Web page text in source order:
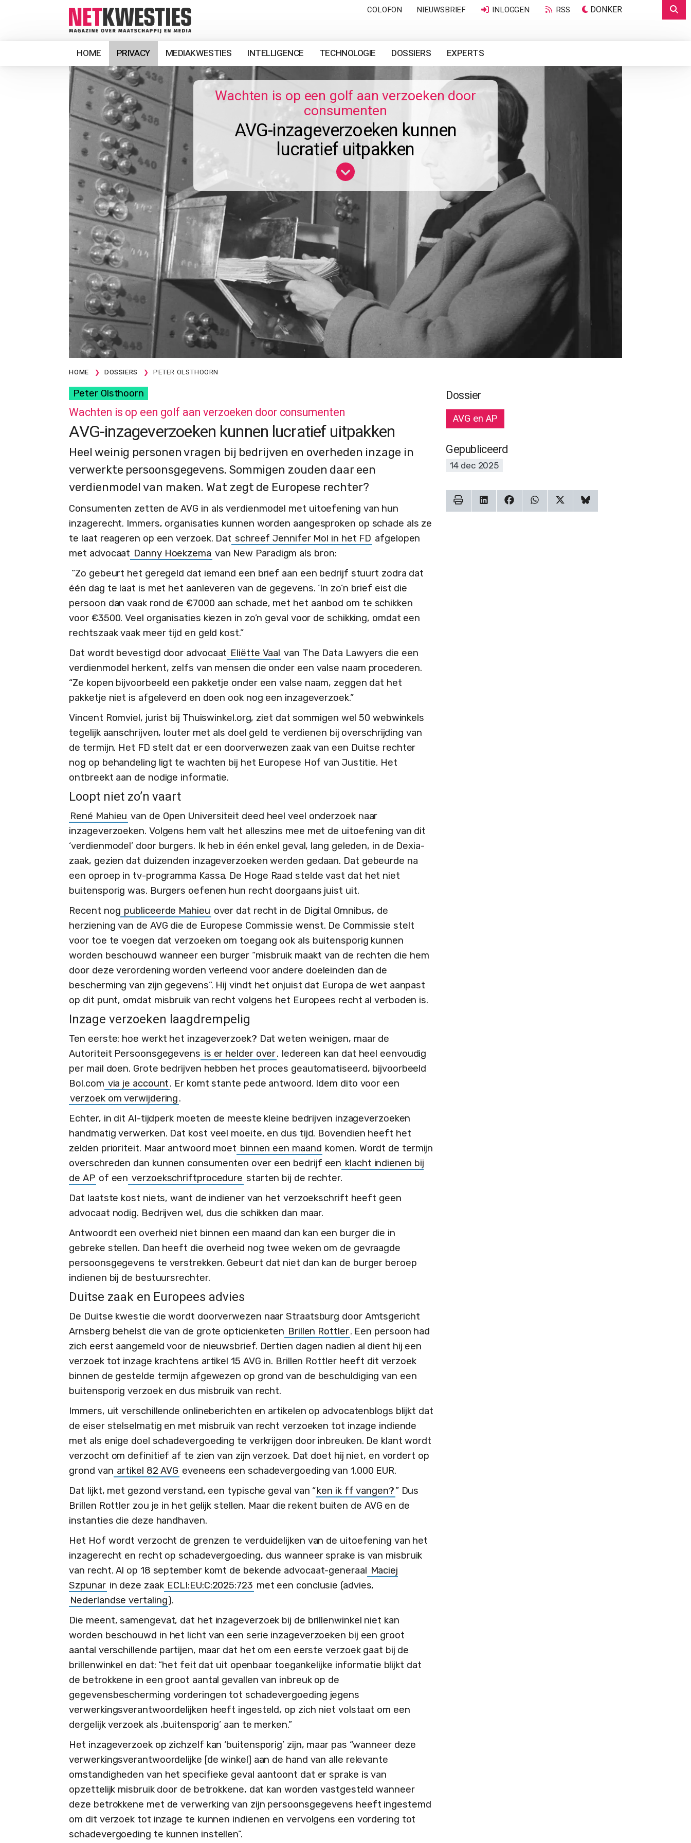
COLOFON NIEUWSBRIEF INLOGGEN RSS DONKER
HOME PRIVACY MEDIAKWESTIES INTELLIGENCE TECHNOLOGIE DOSSIERS EXPERTS
Wachten is op een golf aan verzoeken door
consumenten
AVG-inzageverzoeken kunnen
lucratief uitpakken
HOME DOSSIERS PETER OLSTHOORN
Peter Olsthoorn
Wachten is op een golf aan verzoeken door consumenten
AVG-inzageverzoeken kunnen lucratief uitpakken
Heel weinig personen vragen bij bedrijven en overheden inzage in
verwerkte persoonsgegevens. Sommigen zouden daar een
verdienmodel van maken. Wat zegt de Europese rechter?
Consumenten zetten de AVG in als verdienmodel met uitoefening van hun
inzagerecht. Immers, organisaties kunnen worden aangesproken op schade als ze
te laat reageren op een verzoek. Dat schreef Jennifer Mol in het FD afgelopen
met advocaat Danny Hoekzema van New Paradigm als bron:
“Zo gebeurt het geregeld dat iemand een brief aan een bedrijf stuurt zodra dat
één dag te laat is met het aanleveren van de gegevens. ‘In zo’n brief eist die
persoon dan vaak rond de €7000 aan schade, met het aanbod om te schikken
voor €3500. Veel organisaties kiezen in zo’n geval voor de schikking, omdat een
rechtszaak vaak meer tijd en geld kost.”
Dat wordt bevestigd door advocaat Eliëtte Vaal van The Data Lawyers die een
verdienmodel herkent, zelfs van mensen die onder een valse naam procederen.
“Ze kopen bijvoorbeeld een pakketje onder een valse naam, zeggen dat het
pakketje niet is afgeleverd en doen ook nog een inzageverzoek.”
Vincent Romviel, jurist bij Thuiswinkel.org, ziet dat sommigen wel 50 webwinkels
tegelijk aanschrijven, louter met als doel geld te verdienen bij overschrijding van
de termijn. Het FD stelt dat er een doorverwezen zaak van een Duitse rechter
nog op behandeling ligt te wachten bij het Europese Hof van Justitie. Het
ontbreekt aan de nodige informatie.
Loopt niet zo’n vaart
René Mahieu van de Open Universiteit deed heel veel onderzoek naar
inzageverzoeken. Volgens hem valt het alleszins mee met de uitoefening van dit
‘verdienmodel’ door burgers. Ik heb in één enkel geval, lang geleden, in de Dexia-
zaak, gezien dat duizenden inzageverzoeken werden gedaan. Dat gebeurde na
een oproep in tv-programma Kassa. De Hoge Raad stelde vast dat het niet
buitensporig was. Burgers oefenen hun recht doorgaans juist uit.
Recent nog publiceerde Mahieu over dat recht in de Digital Omnibus, de
herziening van de AVG die de Europese Commissie wenst. De Commissie stelt
voor toe te voegen dat verzoeken om toegang ook als buitensporig kunnen
worden beschouwd wanneer een burger “misbruik maakt van de rechten die hem
door deze verordening worden verleend voor andere doeleinden dan de
bescherming van zijn gegevens”. Hij vindt het onjuist dat Europa de wet aanpast
op dit punt, omdat misbruik van recht volgens het Europees recht al verboden is.
Inzage verzoeken laagdrempelig
Ten eerste: hoe werkt het inzageverzoek? Dat weten weinigen, maar de
Autoriteit Persoonsgegevens is er helder over. Iedereen kan dat heel eenvoudig
per mail doen. Grote bedrijven hebben het proces geautomatiseerd, bijvoorbeeld
Bol.com via je account. Er komt stante pede antwoord. Idem dito voor een
verzoek om verwijdering.
Echter, in dit AI-tijdperk moeten de meeste kleine bedrijven inzageverzoeken
handmatig verwerken. Dat kost veel moeite, en dus tijd. Bovendien heeft het
zelden prioriteit. Maar antwoord moet binnen een maand komen. Wordt de termijn
overschreden dan kunnen consumenten over een bedrijf een klacht indienen bij
de AP of een verzoekschriftprocedure starten bij de rechter.
Dat laatste kost niets, want de indiener van het verzoekschrift heeft geen
advocaat nodig. Bedrijven wel, dus die schikken dan maar.
Antwoordt een overheid niet binnen een maand dan kan een burger die in
gebreke stellen. Dan heeft die overheid nog twee weken om de gevraagde
persoonsgegevens te verstrekken. Gebeurt dat niet dan kan de burger beroep
indienen bij de bestuursrechter.
Duitse zaak en Europees advies
De Duitse kwestie die wordt doorverwezen naar Straatsburg door Amtsgericht
Arnsberg behelst die van de grote opticienketen Brillen Rottler. Een persoon had
zich eerst aangemeld voor de nieuwsbrief. Dertien dagen nadien al dient hij een
verzoek tot inzage krachtens artikel 15 AVG in. Brillen Rottler heeft dit verzoek
binnen de gestelde termijn afgewezen op grond van de beschuldiging van een
buitensporig verzoek en dus misbruik van recht.
Immers, uit verschillende onlineberichten en artikelen op advocatenblogs blijkt dat
de eiser stelselmatig en met misbruik van recht verzoeken tot inzage indiende
met als enige doel schadevergoeding te verkrijgen door inbreuken. De klant wordt
verzocht om definitief af te zien van zijn verzoek. Dat doet hij niet, en vordert op
grond van artikel 82 AVG eveneens een schadevergoeding van 1.000 EUR.
Dat lijkt, met gezond verstand, een typische geval van “ken ik ff vangen?” Dus
Brillen Rottler zou je in het gelijk stellen. Maar die rekent buiten de AVG en de
instanties die deze handhaven.
Het Hof wordt verzocht de grenzen te verduidelijken van de uitoefening van het
inzagerecht en recht op schadevergoeding, dus wanneer sprake is van misbruik
van recht. Al op 18 september komt de bekende advocaat-generaal Maciej
Szpunar in deze zaak ECLI:EU:C:2025:723 met een conclusie (advies,
Nederlandse vertaling).
Die meent, samengevat, dat het inzageverzoek bij de brillenwinkel niet kan
worden beschouwd in het licht van een serie inzageverzoeken bij een groot
aantal verschillende partijen, maar dat het om een eerste verzoek gaat bij de
brillenwinkel en dat: “het feit dat uit openbaar toegankelijke informatie blijkt dat
de betrokkene in een groot aantal gevallen van inbreuk op de
gegevensbescherming vorderingen tot schadevergoeding jegens
verwerkingsverantwoordelijken heeft ingesteld, op zich niet volstaat om een
dergelijk verzoek als ‚buitensporig’ aan te merken.”
Het inzageverzoek op zichzelf kan ‘buitensporig’ zijn, maar pas “wanneer deze
verwerkingsverantwoordelijke [de winkel] aan de hand van alle relevante
omstandigheden van het specifieke geval aantoont dat er sprake is van
opzettelijk misbruik door de betrokkene, dat kan worden vastgesteld wanneer
deze betrokkene met de verwerking van zijn persoonsgegevens heeft ingestemd
om dit verzoek tot inzage te kunnen indienen en vervolgens een vordering tot
schadevergoeding te kunnen instellen”.
Dossier
AVG en AP
Gepubliceerd
14 dec 2025